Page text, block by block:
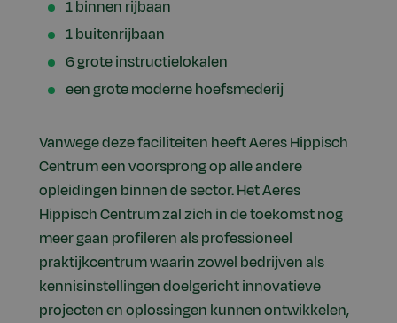
1 binnen rijbaan
1 buitenrijbaan
6 grote instructielokalen
een grote moderne hoefsmederij
Vanwege deze faciliteiten heeft Aeres Hippisch
Centrum een voorsprong op alle andere
opleidingen binnen de sector. Het Aeres
Hippisch Centrum zal zich in de toekomst nog
meer gaan profileren als professioneel
praktijkcentrum waarin zowel bedrijven als
kennisinstellingen doelgericht innovatieve
projecten en oplossingen kunnen ontwikkelen,